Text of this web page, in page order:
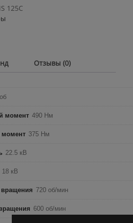
125C
Отзывы (0)
момент 490 Нм
момент 375 Нм
22.5 кВ
18 кВ
вращения 720 об/мин
600 об/мин